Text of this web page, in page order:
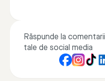
Răspunde la
tale de social media